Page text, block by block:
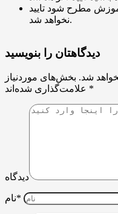
مطرح شود تایید
نخواهد شد.
دیدگاهتان را بنویسید
شد. بخش‌های موردنیاز
*
دیدگاه
نام*